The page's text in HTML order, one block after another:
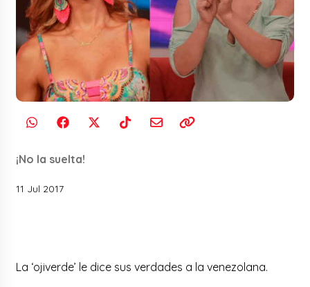
¡No la suelta!
11 Jul 2017
La ‘ojiverde’ le dice sus verdades a la venezolana.